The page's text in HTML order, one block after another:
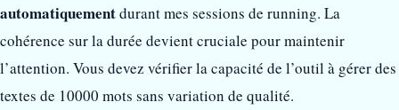
automatiquementdurant mes sessions de running. La
cohérence sur la durée devient cruciale pour maintenir
l’attention. Vous devez vérifier la capacité de l’outil à gérer des
textes de 10000 mots sans variation de qualité.